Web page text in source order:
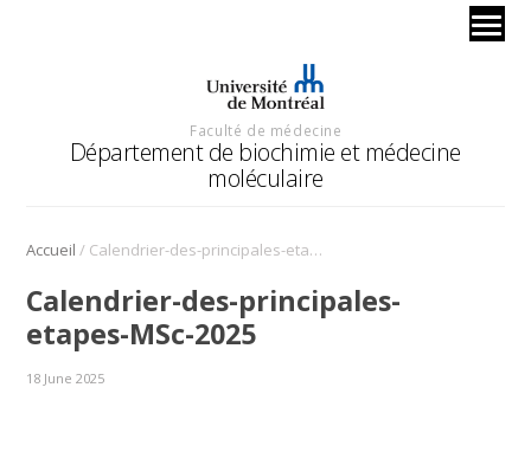
Faculté de médecine
Département de biochimie et médecine
moléculaire
Accueil / Calendrier-des-principales-etapes-MSc-2025
Calendrier-des-principales-
etapes-MSc-2025
18 June 2025